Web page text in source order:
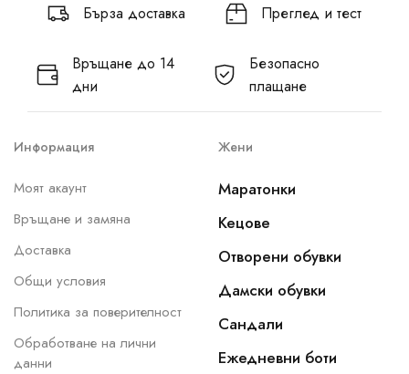
Бърза доставка Преглед и тест
Връщане до 14
дни
Безопасно
плащане
Информация
Моят акаунт
Връщане и замяна
Доставка
Общи условия
Политика за поверителност
Обработване на лични
данни
Жени
Маратонки
Кецове
Отворени обувки
Дамски обувки
Сандали
Ежедневни боти